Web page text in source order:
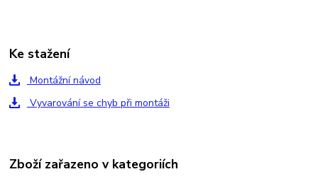
Ke stažení
Montážní návod
Vyvarování se chyb při montáži
Zboží zařazeno v kategoriích